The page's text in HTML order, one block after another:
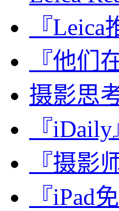
『
『他们
摄影思
『
『摄影
『iPad